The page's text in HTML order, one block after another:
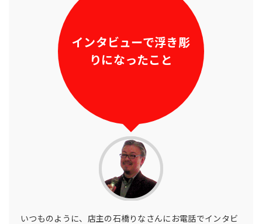
インタビューで浮き彫
りになったこと
いつものように、店主の石橋りなさんにお電話でインタビ